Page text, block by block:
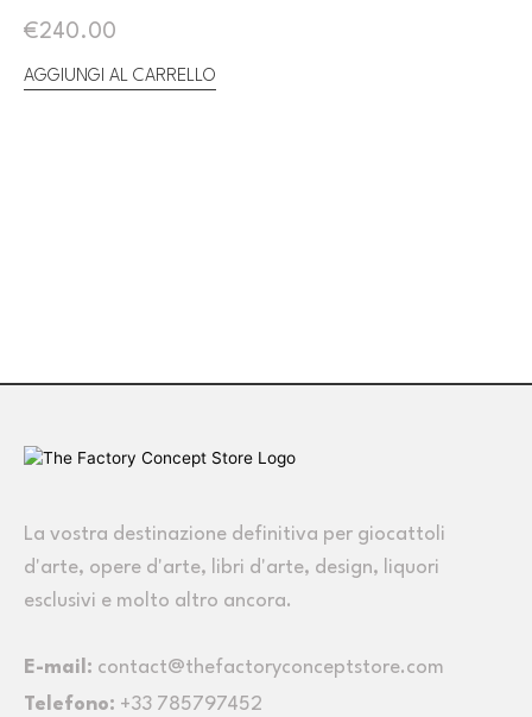
€240.00
AGGIUNGI AL CARRELLO
La vostra destinazione definitiva per giocattoli
d'arte, opere d'arte, libri d'arte, design, liquori
esclusivi e molto altro ancora.
E-mail: contact@thefactoryconceptstore.com
Telefono: +33 785797452